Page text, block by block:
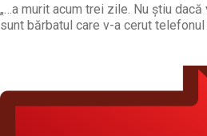
„…a murit acum trei zile. Nu știu
sunt bărbatul care v-a cerut telefonul